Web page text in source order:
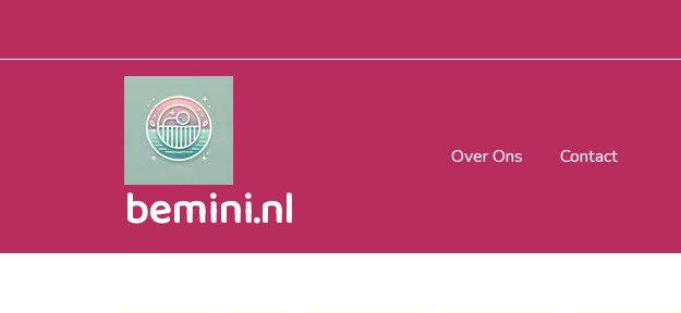
inhoud
bemini.nl
Over Ons Contact